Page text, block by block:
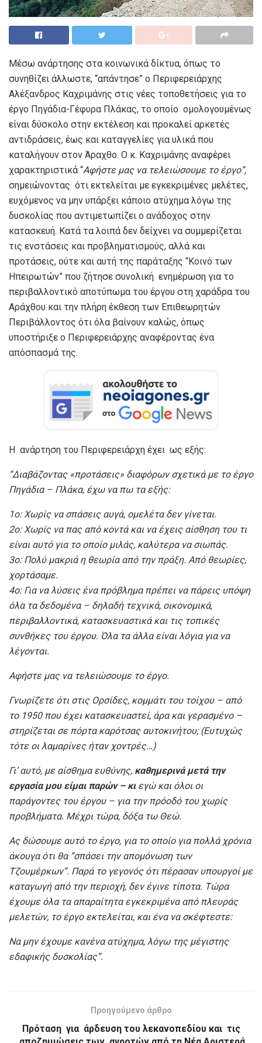
Μέσω ανάρτησης στα κοινωνικά δίκτυα, όπως το
συνηθίζει άλλωστε, “απάντησε” ο Περιφερειάρχης
Αλέξανδρος Καχριμάνης στις νέες τοποθετήσεις για το
έργο Πηγάδια-Γέφυρα Πλάκας, το οποίο ομολογουμένως
είναι δύσκολο στην εκτέλεση και προκαλεί αρκετές
αντιδράσεις, έως και καταγγελίες για υλικά που
καταλήγουν στον Άραχθο. Ο κ. Καχριμάνης αναφέρει
χαρακτηριστικά “Αφήστε μας να τελειώσουμε το έργο”,
σημειώνοντας ότι εκτελείται με εγκεκριμένες μελέτες,
ευχόμενος να μην υπάρξει κάποιο ατύχημα λόγω της
δυσκολίας που αντιμετωπίζει ο ανάδοχος στην
κατασκευή. Κατά τα λοιπά δεν δείχνει να συμμερίζεται
τις ενστάσεις και προβληματισμούς, αλλά και
προτάσεις, ούτε και αυτή της παράταξης “Κοινό των
Ηπειρωτών” που ζήτησε συνολική ενημέρωση για το
περιβαλλοντικό αποτύπωμα του έργου στη χαράδρα του
Αράχθου και την πλήρη έκθεση των Επιθεωρητών
Περιβάλλοντος ότι όλα βαίνουν καλώς, όπως
υποστήριξε ο Περιφερειάρχης αναφέροντας ένα
απόσπασμά της.
Η ανάρτηση του Περιφερειάρχη έχει ως εξής:
“Διαβάζοντας «προτάσεις» διαφόρων σχετικά με το έργο
Πηγάδια – Πλάκα, έχω να πω τα εξής:
1ο: Χωρίς να σπάσεις αυγά, ομελέτα δεν γίνεται.
2ο: Χωρίς να πας από κοντά και να έχεις αίσθηση του τι
είναι αυτό για το οποίο μιλάς, καλύτερα να σιωπάς.
3ο: Πολύ μακριά η θεωρία από την πράξη. Από θεωρίες,
χορτάσαμε.
4ο: Για να λύσεις ένα πρόβλημα πρέπει να πάρεις υπόψη
όλα τα δεδομένα – δηλαδή τεχνικά, οικονομικά,
περιβαλλοντικά, κατασκευαστικά και τις τοπικές
συνθήκες του έργου. Όλα τα άλλα είναι λόγια για να
λέγονται.
Αφήστε μας να τελειώσουμε το έργο.
Γνωρίζετε ότι στις Ορσίδες, κομμάτι του τοίχου – από
το 1950 που έχει κατασκευαστεί, άρα και γερασμένο –
στηρίζεται σε πόρτα καρότσας αυτοκινήτου; (Ευτυχώς
τότε οι λαμαρίνες ήταν χοντρές…)
Γι’ αυτό, με αίσθημα ευθύνης, καθημερινά μετά την
εργασία μου είμαι παρών – κιεγώ και όλοι οι
παράγοντες του έργου – για την πρόοδό του χωρίς
προβλήματα. Μέχρι τώρα, δόξα τω Θεώ.
Ας δώσουμε αυτό το έργο, για το οποίο για πολλά χρόνια
άκουγα ότι θα “σπάσει την απομόνωση των
Τζουμέρκων”. Παρά το γεγονός ότι πέρασαν υπουργοί με
καταγωγή από την περιοχή, δεν έγινε τίποτα. Τώρα
έχουμε όλα τα απαραίτητα εγκεκριμένα από πλευράς
μελετών, το έργο εκτελείται, και ένα να σκέφτεστε:
Να μην έχουμε κανένα ατύχημα, λόγω της μέγιστης
εδαφικής δυσκολίας”.
Προηγούμενο άρθρο
Πρόταση για άρδευση του λεκανοπεδίου και τις